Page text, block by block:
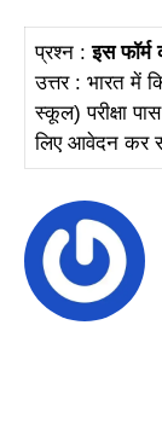
प्रश्न :इस फॉर्म
उत्तर : भारत में
स्कूल) परीक्षा
लिए आवेदन कर